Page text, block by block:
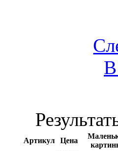
Артикул Цена